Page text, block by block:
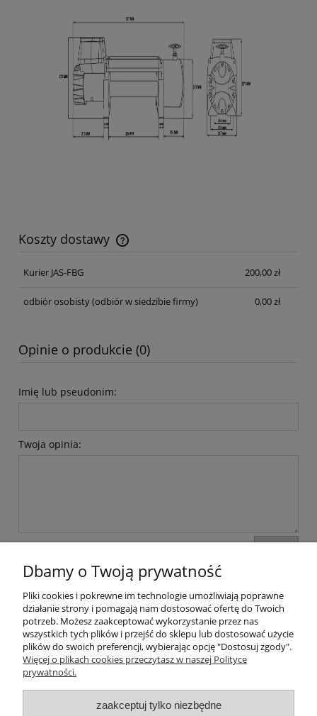
Koszty dostawy
Cena nie zawiera ewentualnych kosztów płatności
Kurier JAS-FBG
200,00 zł
odbiór osobisty(odbiór w siedzibie firmy) 0,00 zł
Opinie o produkcie (0)
Imię lub pseudonim:
Twoja opinia:
Moje konto
Płatności i dostawa
O nas
Dbamy o Twoją prywatność
Pliki cookies i pokrewne im technologie umożliwiają poprawne
działanie strony i pomagają nam dostosować ofertę do Twoich
potrzeb. Możesz zaakceptować wykorzystanie przez nas
wszystkich tych plików i przejść do sklepu lub dostosować użycie
plików do swoich preferencji, wybierając opcję "Dostosuj zgody".
Więcej o plikach cookies przeczytasz w naszej Polityce
prywatności.
zaakceptuj tylko niezbędne